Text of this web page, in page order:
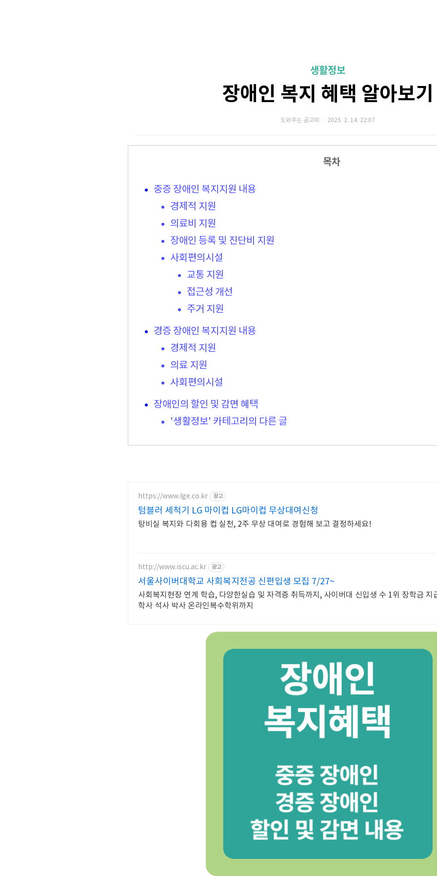
생활정보
장애인 복지 혜택 알아보기
도와주는 곰고미 2025. 2. 14. 22:07
목차
중증 장애인 복지지원 내용
경제적 지원
의료비 지원
장애인 등록 및 진단비 지원
사회편의시설
교통 지원
접근성 개선
주거 지원
경증 장애인 복지지원 내용
경제적 지원
의료 지원
사회편의시설
장애인의 할인 및 감면 혜택
'생활정보' 카테고리의 다른 글
https://www.lge.co.kr 광고
텀블러 세척기 LG 마이컵 LG마이컵 무상대여신청
탕비실 복지와 다회용 컵 실천, 2주 무상 대여로 경험해 보고 결정하세요!
http://www.iscu.ac.kr 광고
서울사이버대학교 사회복지전공 신편입생 모집 7/27~
사회복지현장 연계 학습, 다양한실습 및 자격증 취득까지, 사이버대 신입생 수 1위 장학금 지
학사 석사 박사 온라인복수학위까지